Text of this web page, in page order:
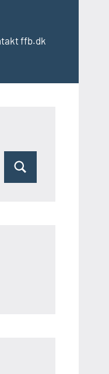
ffb.dk